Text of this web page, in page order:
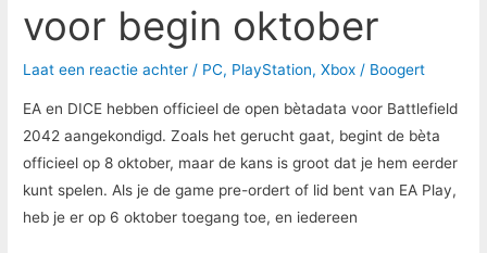
voor begin oktober
Laat een reactie achter / PC, PlayStation,Xbox / Boogert
EA en DICE hebben officieel de open bètadata voor Battlefield
2042 aangekondigd. Zoals het gerucht gaat, begint de bèta
officieel op 8 oktober, maar de kans is groot dat je hem eerder
kunt spelen. Als je de game pre-ordert of lid bent van EA Play,
heb je er op 6 oktober toegang toe, en iedereen